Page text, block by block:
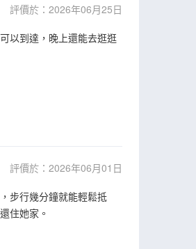
評價於：2026年06月25日
以到達，晚上還能去逛逛
評價於：2026年06月01日
步行幾分鐘就能輕鬆抵
住她家。